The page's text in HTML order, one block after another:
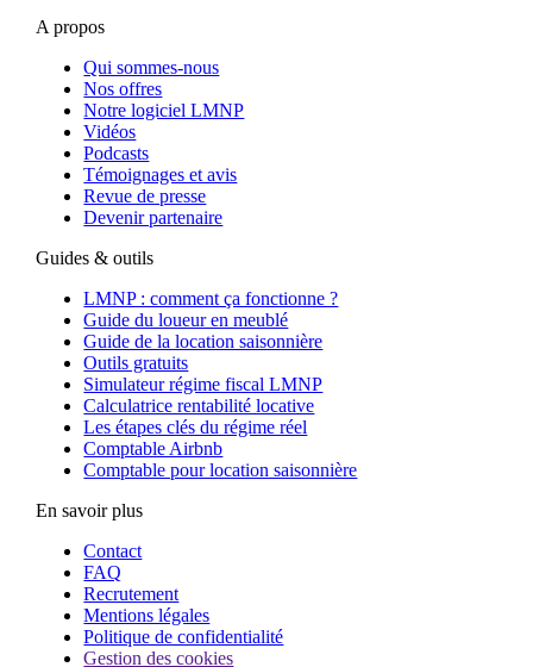
A propos
Qui sommes-nous
Nos offres
Notre logiciel LMNP
Vidéos
Podcasts
Témoignages et avis
Revue de presse
Devenir partenaire
Guides & outils
LMNP : comment ça fonctionne ?
Guide du loueur en meublé
Guide de la location saisonnière
Outils gratuits
Simulateur régime fiscal LMNP
Calculatrice rentabilité locative
Les étapes clés du régime réel
Comptable Airbnb
Comptable pour location saisonnière
En savoir plus
Contact
FAQ
Recrutement
Mentions légales
Politique de confidentialité
Gestion des cookies